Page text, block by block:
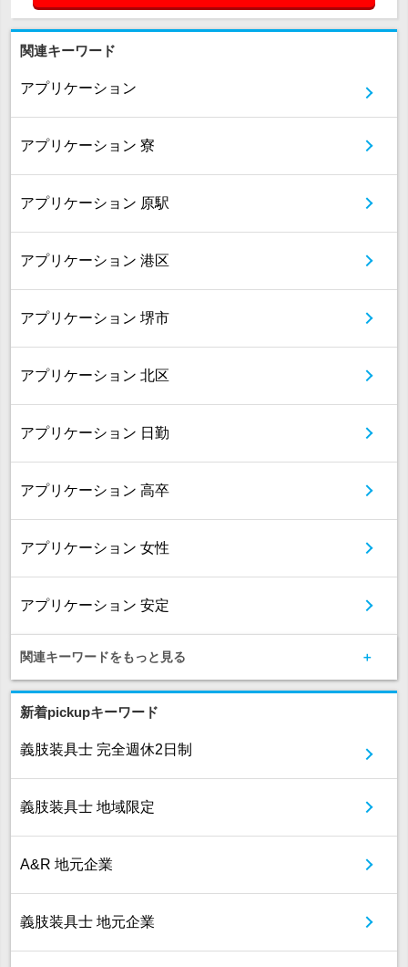
関連キーワード
アプリケーション
アプリケーション 寮
アプリケーション 原駅
アプリケーション 港区
アプリケーション 堺市
アプリケーション 北区
アプリケーション 日勤
アプリケーション 高卒
アプリケーション 女性
アプリケーション 安定
関連キーワードをもっと見る
新着pickupキーワード
義肢装具士 完全週休2日制
義肢装具士 地域限定
A&R 地元企業
義肢装具士 地元企業